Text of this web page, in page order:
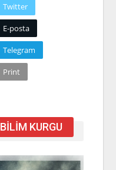
Twitter
E-posta
Telegram
Print
BILIM KURGU